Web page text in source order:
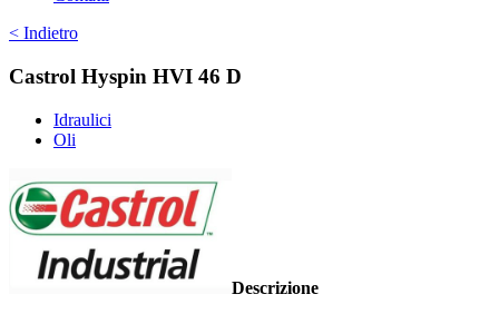
< Indietro
Castrol Hyspin HVI 46 D
Idraulici
Oli
Descrizione